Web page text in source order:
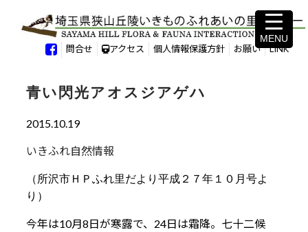
問合せ アクセス 個人情報保護方針 お願い LINK
青い閃光アオスジアゲハ
2015.10.19
いきふれ自然情報
（所沢市ＨＰふれ里だより平成２７年１０月号よ
り）
今年は10月8日が寒露で、24日は霜降。七十二候
MENU
MENU